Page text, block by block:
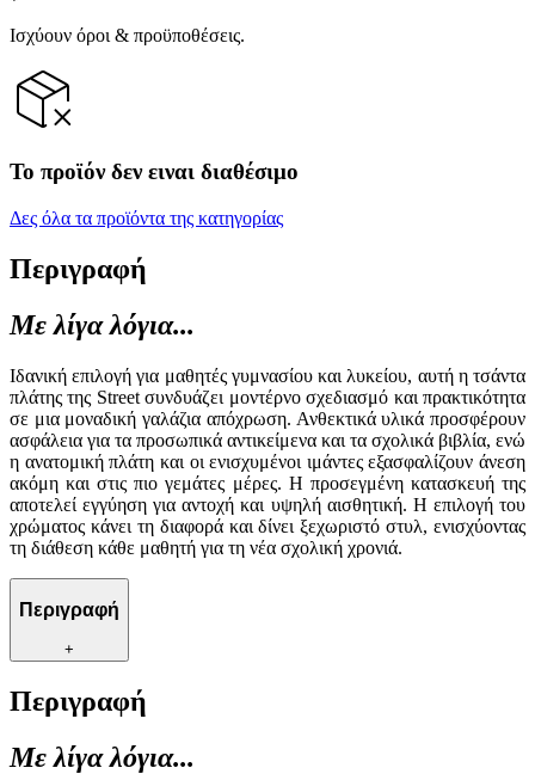
Ισχύουν όροι & προϋποθέσεις.
Το προϊόν δεν ειναι διαθέσιμο
Δες όλα τα προϊόντα της κατηγορίας
Περιγραφή
Με λίγα λόγια...
Ιδανική επιλογή για μαθητές γυμνασίου και λυκείου, αυτή η τσάντα
πλάτης της Street συνδυάζει μοντέρνο σχεδιασμό και πρακτικότητα
σε μια μοναδική γαλάζια απόχρωση. Ανθεκτικά υλικά προσφέρουν
ασφάλεια για τα προσωπικά αντικείμενα και τα σχολικά βιβλία, ενώ
η ανατομική πλάτη και οι ενισχυμένοι ιμάντες εξασφαλίζουν άνεση
ακόμη και στις πιο γεμάτες μέρες. Η προσεγμένη κατασκευή της
αποτελεί εγγύηση για αντοχή και υψηλή αισθητική. Η επιλογή του
χρώματος κάνει τη διαφορά και δίνει ξεχωριστό στυλ, ενισχύοντας
τη διάθεση κάθε μαθητή για τη νέα σχολική χρονιά.
Περιγραφή
+
Περιγραφή
Με λίγα λόγια...